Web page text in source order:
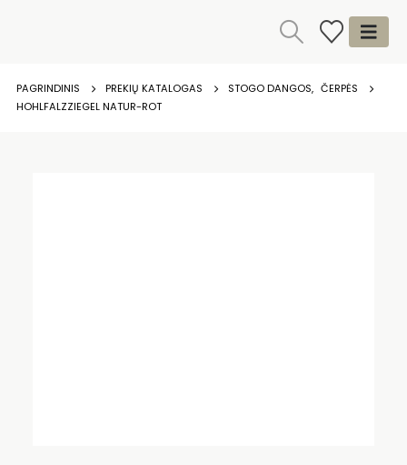
PAGRINDINIS PREKIŲ KATALOGAS STOGO DANGOS, ČERPĖS
HOHLFALZZIEGEL NATUR-ROT